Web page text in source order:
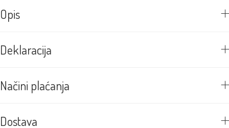
Opis
Deklaracija
Načini plaćanja
Dostava